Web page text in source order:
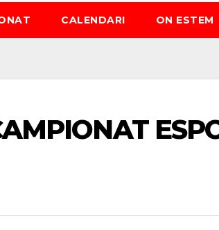
CALENDARI ON ESTEM